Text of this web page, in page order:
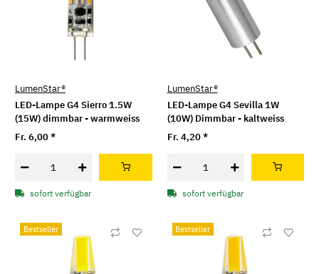
LumenStar®
LED-Lampe G4 Sierro 1.5W
(15W) dimmbar - warmweiss
Fr. 6,00*
sofort verfügbar
LumenStar®
LED-Lampe G4 Sevilla 1W
(10W) Dimmbar - kaltweiss
Fr. 4,20*
sofort verfügbar
Bestseller Bestseller